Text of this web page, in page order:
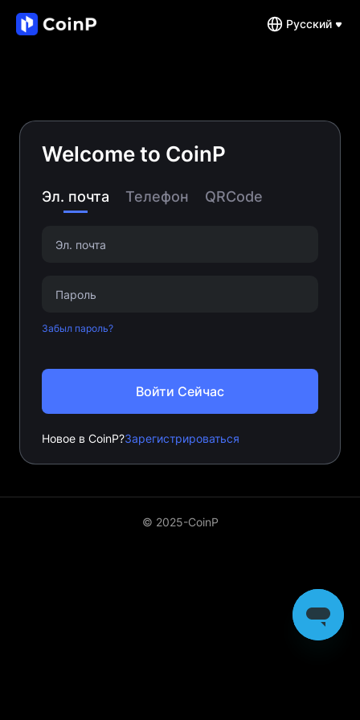
Pусский
Welcome to CoinP
Эл. почта Телефон QRCode
Забыл пароль?
Войти Сейчас
Новое в CoinP?Зарегистрироваться
© 2025-CoinP